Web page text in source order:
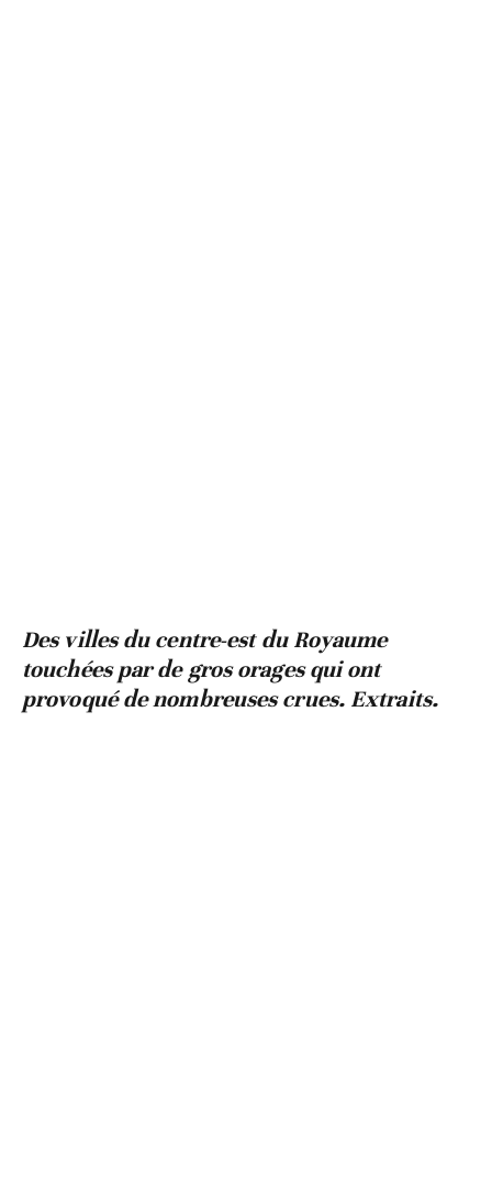
Des villes du centre-est du Royaume
touchées par de gros orages qui ont
provoqué de nombreuses crues. Extraits.